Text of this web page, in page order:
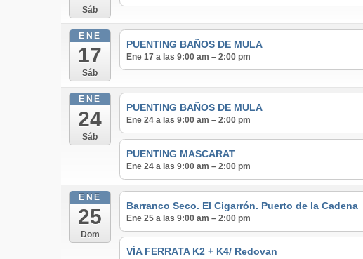
Sáb
ENE
17
Sáb
PUENTING BAÑOS DE MULA
Ene 17 a las 9:00 am – 2:00 pm
ENE
24
Sáb
PUENTING BAÑOS DE MULA
Ene 24 a las 9:00 am – 2:00 pm
PUENTING MASCARAT
Ene 24 a las 9:00 am – 2:00 pm
ENE
25
Dom
Barranco Seco. El Cigarrón. Puerto de la Cadena
Ene 25 a las 9:00 am – 2:00 pm
VÍA FERRATA K2 + K4/ Redovan